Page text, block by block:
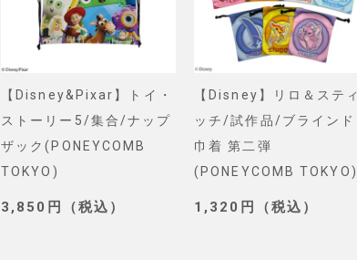
【Disney&Pixar】トイ・
ストーリー5/集合/ナップ
ザック(PONEYCOMB
TOKYO)
3,850円（税込）
【Disney】リロ＆スティ
ッチ/試作品/ブラインド
巾着 第二弾
(PONEYCOMB TOKYO)
1,320円（税込）